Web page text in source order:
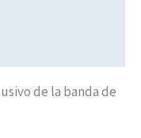
de la banda de